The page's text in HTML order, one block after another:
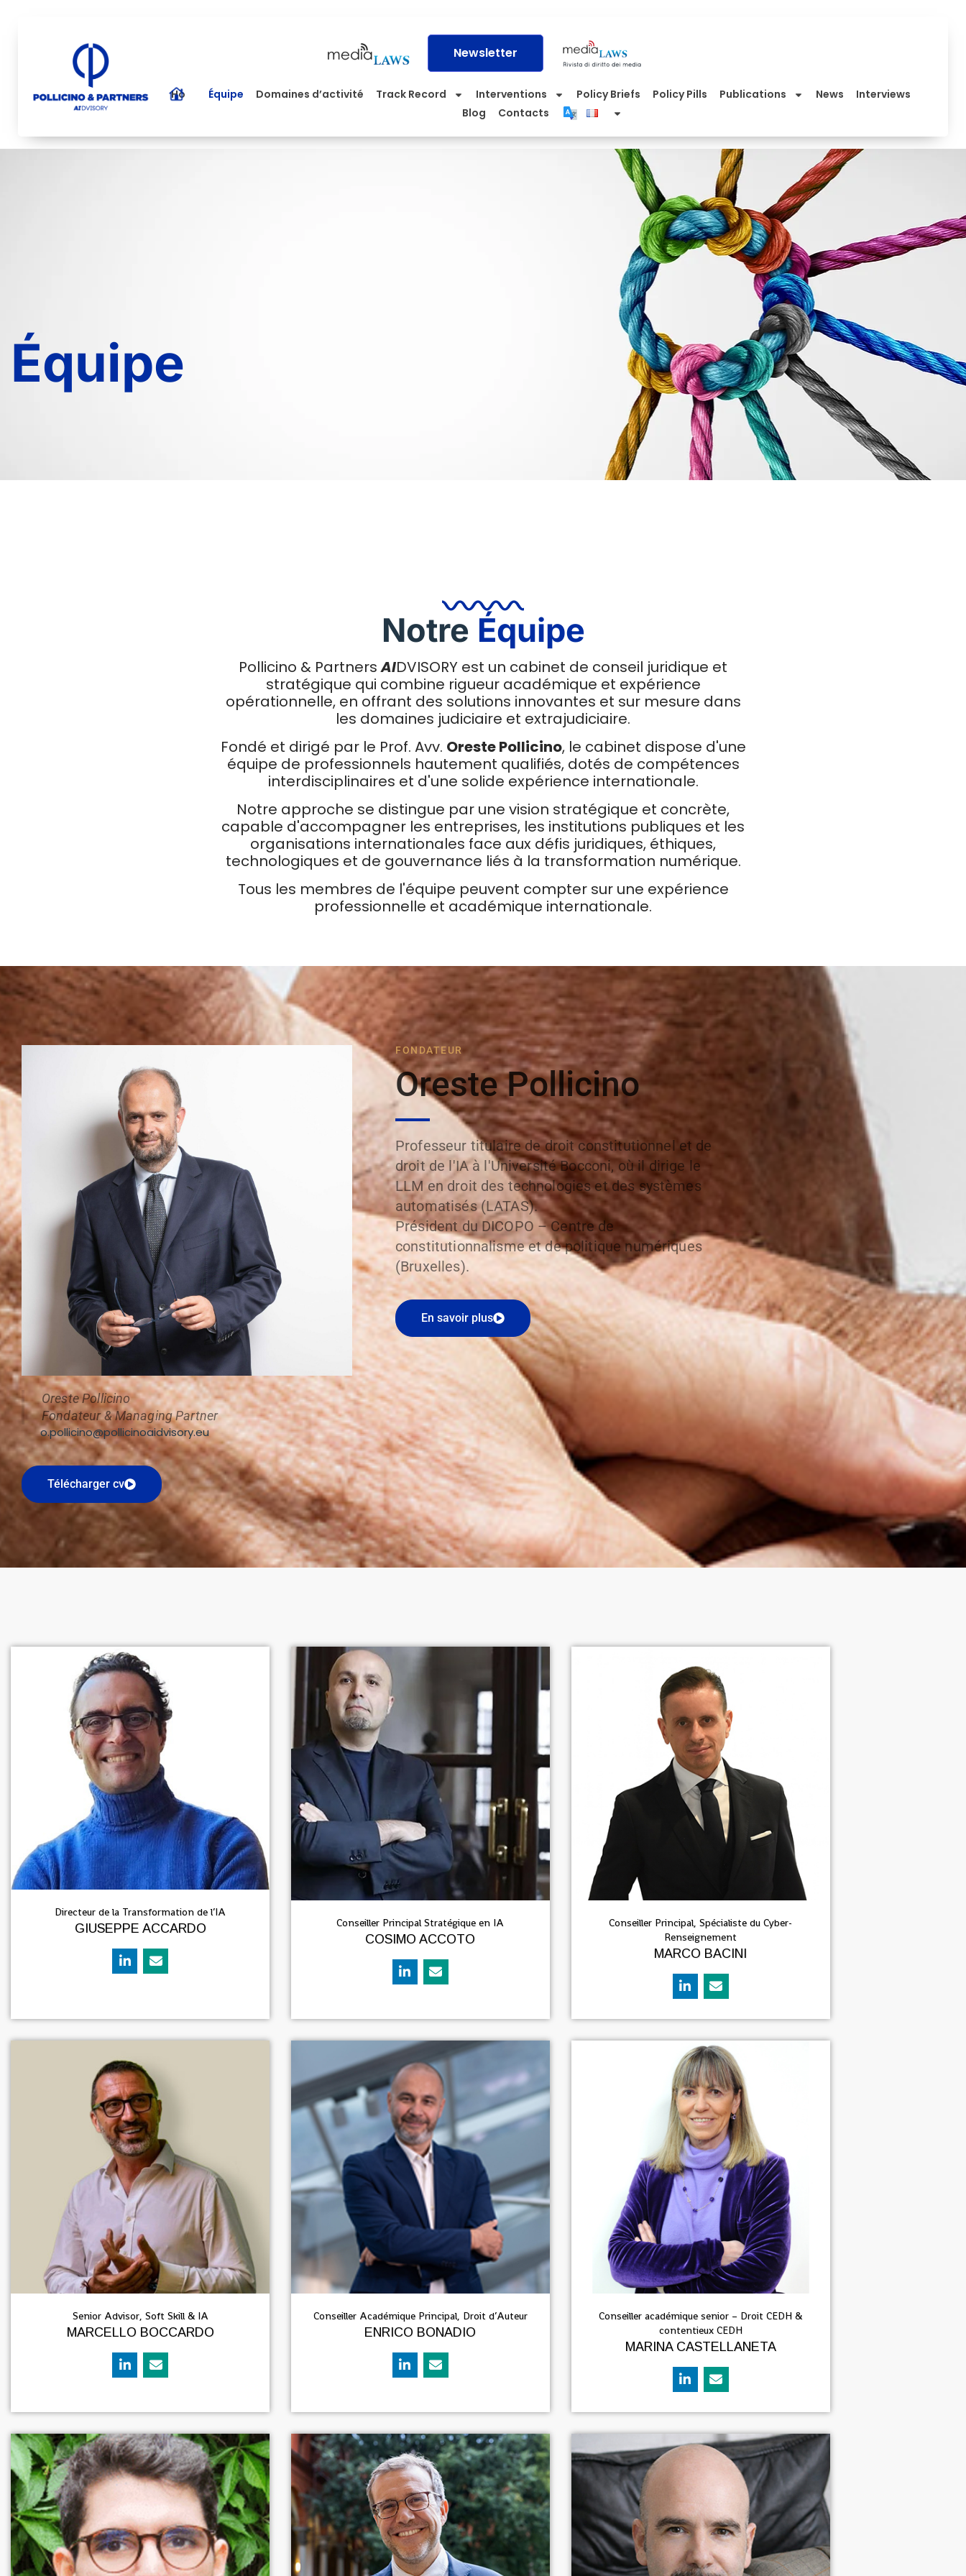
Newsletter
Home Équipe Domaines d’activité Track Record Interventions Policy Briefs Policy Pills Publications News
Interviews
Blog
Contacts
Équipe
Notre Équipe
Pollicino & PartnersAIDVISORY est un cabinet de conseil juridique et
stratégique qui combine rigueur académique et expérience
opérationnelle, en offrant des solutions innovantes et sur mesure dans
les domaines judiciaire et extrajudiciaire.
Fondé et dirigé par le Prof. Avv. Oreste Pollicino, le cabinet dispose d'une
équipe de professionnels hautement qualifiés, dotés de compétences
interdisciplinaires et d'une solide expérience internationale.
Notre approche se distingue par une vision stratégique et concrète,
capable d'accompagner les entreprises, les institutions publiques et les
organisations internationales face aux défis juridiques, éthiques,
technologiques et de gouvernance liés à la transformation numérique.
Tous les membres de l'équipe peuvent compter sur une expérience
professionnelle et académique internationale.
Oreste Pollicino
Fondateur & Managing Partner
o.pollicino@pollicinoaidvisory.eu
Télécharger cv
FONDATEUR
Oreste Pollicino
Professeur titulaire de droit constitutionnel et de
droit de l'IA à l'Université Bocconi, où il dirige le
LLM en droit des technologies et des systèmes
automatisés (LATAS).
Président du DICOPO – Centre de
constitutionnalisme et de politique numériques
(Bruxelles).
En savoir plus
Directeur de la Transformation de l’IA
GIUSEPPE ACCARDO Conseiller Principal Stratégique en IA
COSIMO ACCOTO
Conseiller Principal, Spécialiste du Cyber-
Renseignement
MARCO BACINI
Senior Advisor, Soft Skill & IA
MARCELLO BOCCARDO
Conseiller Académique Principal, Droit d’Auteur
ENRICO BONADIO
Conseiller académique senior – Droit CEDH &
contentieux CEDH
MARINA CASTELLANETA